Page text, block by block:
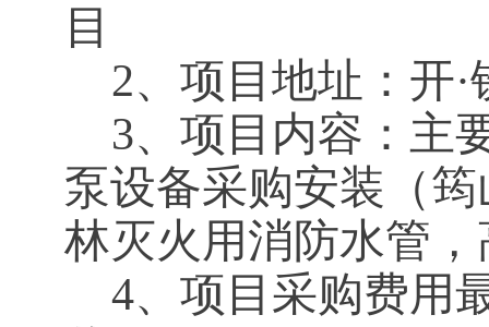
目
2、项目地址：开·
3、项目内容：主
泵设备采购安装（
林灭火用消防水管
4、项目采购费用